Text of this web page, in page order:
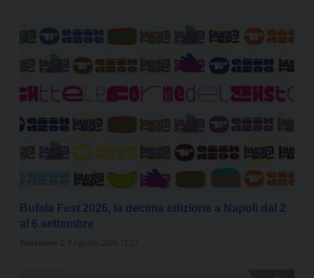
Bufala Fest 2026, la decima edizione a Napoli dal 2
al 6 settembre